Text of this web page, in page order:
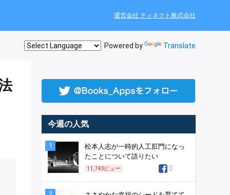
運営会社 ティネクト株式会社
Powered by Translate
今週の人気
1
松本人志が一時的人工肛門になっ
たことについて語りたい
11,743ビュー 0